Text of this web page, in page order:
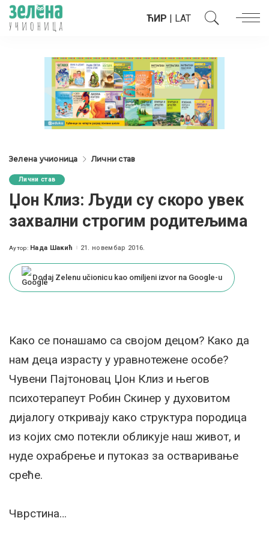
ЋИР | LAT
Зелена учионица Лични став
Лични став
Џон Клиз: Људи су скоро увек
захвални строгим родитељима
Posted
Аутор: Нада Шакић 21. новембар 2016.
Dodaj Zelenu učionicu kao omiljeni izvor na Google-u
Како се понашамо са својом децом? Како да
нам деца израсту у уравнотежене особе?
Чувени Пајтоновац Џон Клиз и његов
психотерапеут Робин Скинер у духовитом
дијалогу откривају како структура породица
из којих смо потекли обликује наш живот, и
нуде охрабрење и путоказ за остваривање
среће.
Чврстина…